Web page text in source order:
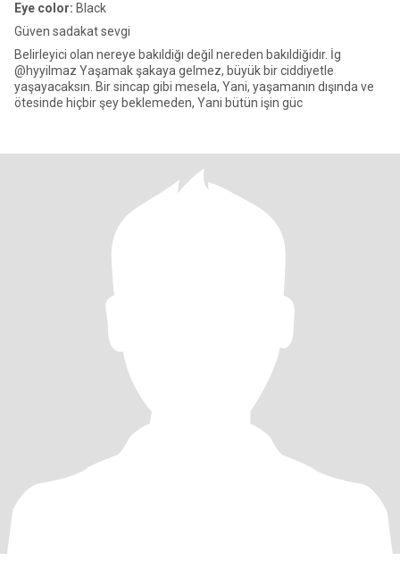
Eye color: Black
Güven sadakat sevgi
Belirleyici olan nereye bakıldiğı değil nereden bakıldiğidır. İg
@hyyilmaz Yaşamak şakaya gelmez, büyük bir ciddiyetle
yaşayacaksın. Bir sincap gibi mesela, Yani, yaşamanın dışında ve
ötesinde hiçbir şey beklemeden, Yani bütün işin güc